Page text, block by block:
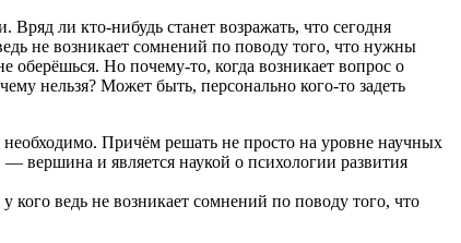
ли кто-нибудь станет возражать, что сегодня
не возникает сомнений по поводу того, что нужны
Но почему-то, когда возникает вопрос о
нельзя? Может быть, персонально кого-то задеть
Причём решать не просто на уровне научных
вершина и является наукой о психологии развития
ведь не возникает сомнений по поводу того, что